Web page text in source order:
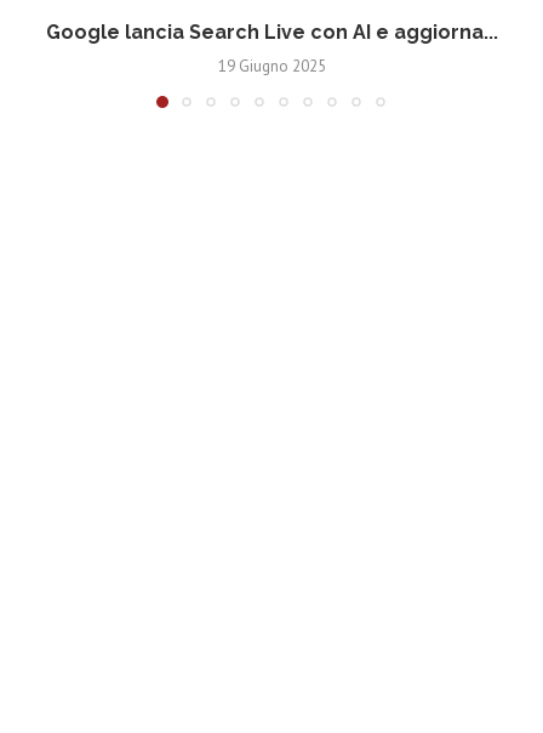
Google lancia Search Live con AI e aggiorna...
19 Giugno 2025